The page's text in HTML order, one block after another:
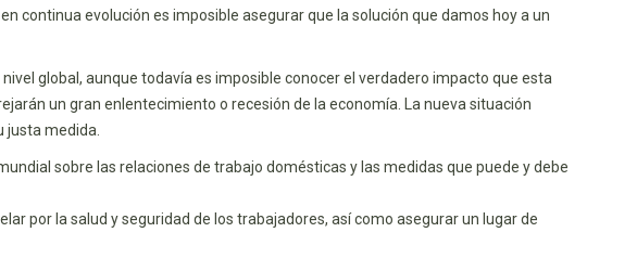
continua evolución es imposible asegurar que la solución que damos hoy a un
global, aunque todavía es imposible conocer el verdadero impacto que esta
un gran enlentecimiento o recesión de la economía. La nueva situación
justa medida.
sobre las relaciones de trabajo domésticas y las medidas que puede y debe
por la salud y seguridad de los trabajadores, así como asegurar un lugar de